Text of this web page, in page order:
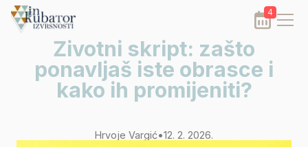
4
Životni skript: zašto
ponavljaš iste obrasce i
kako ih promijeniti?
Hrvoje Vargić•12. 2. 2026.